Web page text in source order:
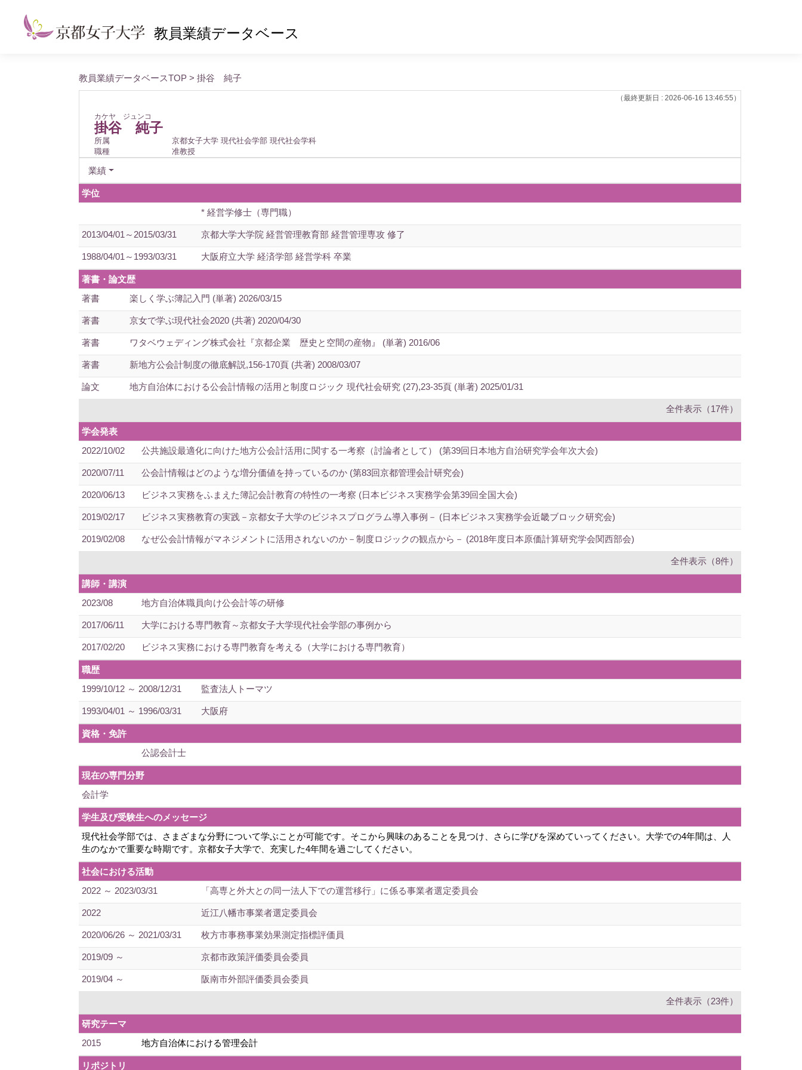
教員業績データベース
教員業績データベースTOP > 掛谷 純子
（最終更新日 : 2026-06-16 13:46:55）
カケヤ ジュンコ
掛谷 純子
所属
京都女子大学 現代社会学部 現代社会学科
職種
准教授
業績
学位
* 経営学修士（専門職）
2013/04/01～2015/03/31 京都大学大学院 経営管理教育部 経営管理専攻 修了
1988/04/01～1993/03/31 大阪府立大学 経済学部 経営学科 卒業
著書・論文歴
著書
楽しく学ぶ簿記入門 (単著) 2026/03/15
著書 京女で学ぶ現代社会2020 (共著) 2020/04/30
著書 ワタベウェディング株式会社『京都企業 歴史と空間の産物』 (単著) 2016/06
著書 新地方公会計制度の徹底解説,156-170頁 (共著) 2008/03/07
論文 地方自治体における公会計情報の活用と制度ロジック 現代社会研究 (27),23-35頁 (単著) 2025/01/31
全件表示（17件）
学会発表
2022/10/02
公共施設最適化に向けた地方公会計活用に関する一考察（討論者として） (第39回日本地方自治研究学会年次大会)
2020/07/11 公会計情報はどのような増分価値を持っているのか (第83回京都管理会計研究会)
2020/06/13 ビジネス実務をふまえた簿記会計教育の特性の一考察 (日本ビジネス実務学会第39回全国大会)
2019/02/17 ビジネス実務教育の実践－京都女子大学のビジネスプログラム導入事例－ (日本ビジネス実務学会近畿ブロック研究会)
2019/02/08 なぜ公会計情報がマネジメントに活用されないのか－制度ロジックの観点から－ (2018年度日本原価計算研究学会関西部会)
全件表示（8件）
講師・講演
2023/08
地方自治体職員向け公会計等の研修
2017/06/11 大学における専門教育～京都女子大学現代社会学部の事例から
2017/02/20 ビジネス実務における専門教育を考える（大学における専門教育）
職歴
1999/10/12 ～ 2008/12/31
監査法人トーマツ
1993/04/01 ～ 1996/03/31 大阪府
資格・免許
公認会計士
現在の専門分野
会計学
学生及び受験生へのメッセージ
現代社会学部では、さまざまな分野について学ぶことが可能です。そこから興味のあることを見つけ、さらに学びを深めていってください。大学での4年間は、人
生のなかで重要な時期です。京都女子大学で、充実した4年間を過ごしてください。
社会における活動
2022 ～ 2023/03/31
「高専と外大との同一法人下での運営移行」に係る事業者選定委員会
2022 近江八幡市事業者選定委員会
2020/06/26 ～ 2021/03/31 枚方市事務事業効果測定指標評価員
2019/09 ～ 京都市政策評価委員会委員
2019/04 ～ 阪南市外部評価委員会委員
全件表示（23件）
研究テーマ
2015
地方自治体における管理会計
リポジトリ